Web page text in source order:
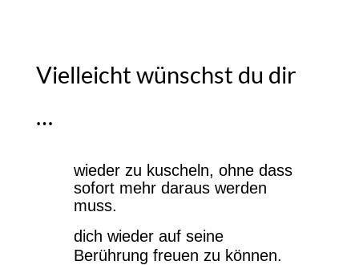
Vielleicht wünschst du dir
…
wieder zu kuscheln, ohne dass
sofort mehr daraus werden
muss.
dich wieder auf seine
Berührung freuen zu können.